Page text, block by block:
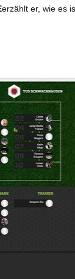
erzählt er, wie es